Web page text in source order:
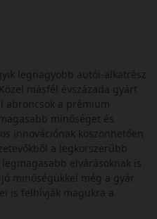
legnagyobb autói-alkatrész
másfél évszázada gyárt
abroncsok a prémium
minőséget és
innovációnak köszönhetően
a legkorszerűbb
elvárásoknak is
minőségükkel még a gyár
is felhívják magukra a